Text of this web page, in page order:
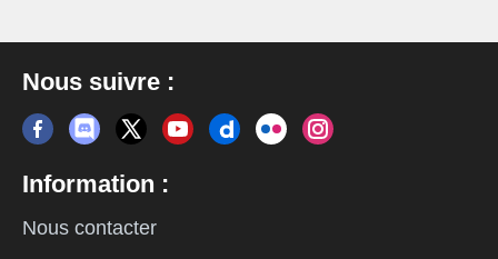
Nous suivre :
Information :
Nous contacter